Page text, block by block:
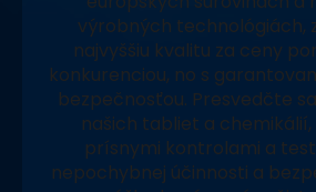
výrobných technológiách,
najvyššiu kvalitu za ceny
konkurenciou, no s
bezpečnosťou. Presvedčte
našich tabliet a
prísnymi kontrolami a
nepochybnej účinnosti a